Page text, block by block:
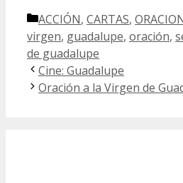
Categorías
ACCIÓN, CARTAS,
virgen, guadalupe, oración,
de guadalupe
Cine: Guadalupe
Oración a la Virgen de